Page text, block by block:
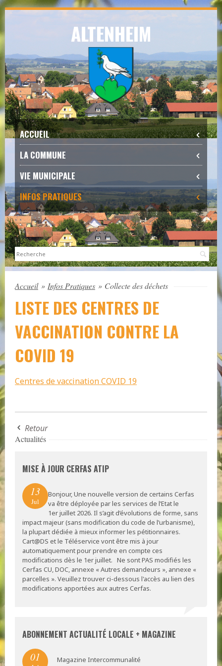
Skip
Skip
to
content
ALTENHEIM
ACCUEIL
LA COMMUNE
VIE MUNICIPALE
INFOS PRATIQUES
Accueil » Infos Pratiques » Collecte des déchets
LISTE DES CENTRES DE
VACCINATION CONTRE LA
COVID 19
Centres de vaccination COVID 19
Retour
Actualités
MISE À JOUR CERFAS ATIP
13
Jul
Bonjour, Une nouvelle version de certains Cerfas
va être déployée par les services de l’Etat le
1er juillet 2026. Il s’agit d’évolutions de forme, sans
impact majeur (sans modification du code de l’urbanisme),
la plupart dédiée à mieux informer les pétitionnaires.
Cart@DS et le Téléservice vont être mis à jour
automatiquement pour prendre en compte ces
modifications dès le 1er juillet. Ne sont PAS modifiés les
Cerfas CU, DOC, annexe « Autres demandeurs », annexe «
parcelles ». Veuillez trouver ci-dessous l'accès au lien des
modifications apportées aux autres Cerfas.
ABONNEMENT ACTUALITÉ LOCALE + MAGAZINE
01 Magazine Intercommunalité